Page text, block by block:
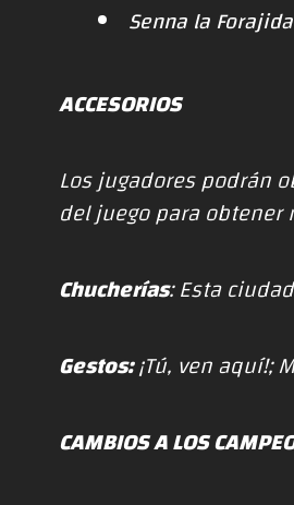
Senna la Forajida
ACCESORIOS
Los jugadores podrán
del juego para
Chucherías: Esta
Gestos:¡Tú, ven aquí!;
CAMBIOS A LOS